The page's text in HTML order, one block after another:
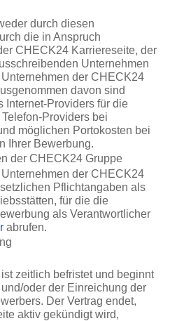
durch diesen
die in Anspruch
CHECK24 Karriereseite, der
Unternehmen
der CHECK24
davon sind
Internet-Providers für die
Providers bei
möglichen Portokosten bei
Ihrer Bewerbung.
der CHECK24 Gruppe
der CHECK24
Pflichtangaben als
für die die
als Verantwortlicher
abrufen.
zeitlich befristet und beginnt
oder der Einreichung der
Der Vertrag endet,
aktiv gekündigt wird,